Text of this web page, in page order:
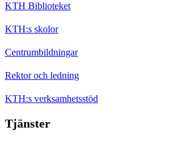
KTH Biblioteket
KTH:s skolor
Centrumbildningar
Rektor och ledning
KTH:s verksamhetsstöd
Tjänster